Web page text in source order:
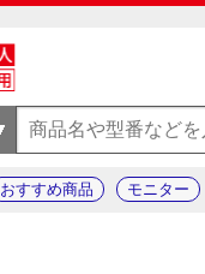
おすすめ商品 モニター